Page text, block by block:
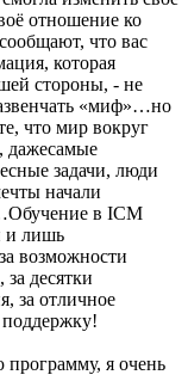
отношение ко
что вас
которая
стороны, - не
«миф»…но
что мир вокруг
дажесамые
задачи, люди
начали
в ICM
и лишь
возможности
десятки
за отличное
поддержку!
я очень